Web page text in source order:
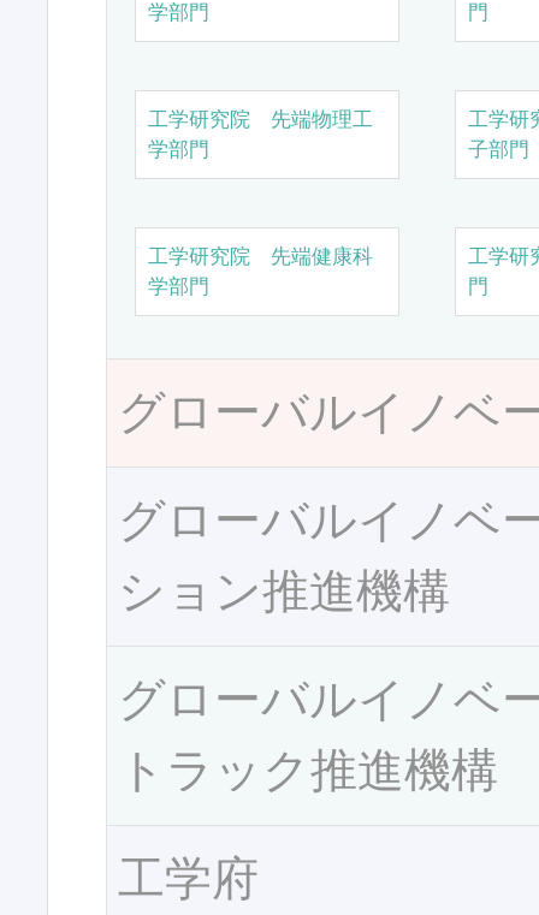
学部門
門
工学研究院 先端物理工
学部門
工学研
子部門
工学研究院 先端健康科
学部門
工学研
門
グローバルイノベ
グローバルイノベ
ション推進機構
グローバルイノベ
トラック推進機構
工学府